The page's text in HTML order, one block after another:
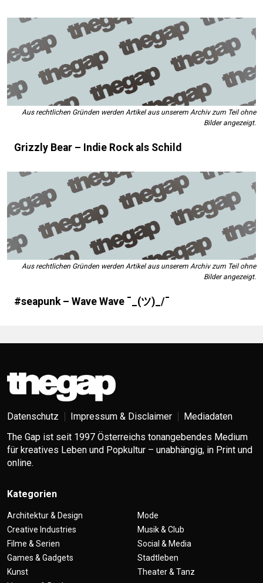
Aus rechtlichen Gründen werden Artikel aus unserem Archiv zum Teil ohne
Bilder angezeigt.
Grizzly Bear – Indie Rock als Schild
Aus rechtlichen Gründen werden Artikel aus unserem Archiv zum Teil ohne
Bilder angezeigt.
#seapunk – Wave Wave ¯_(ツ)_/¯
Datenschutz Impressum & Disclaimer
Mediadaten
The Gap ist seit 1997 Österreichs tonangebendes Medium
für kreatives Leben und Popkultur – unabhängig, in Print und
online.
Kategorien
Architektur & Design
Creative Industries
Filme & Serien
Games & Gadgets
Kunst
Mode
Musik & Club
Social & Media
Stadtleben
Theater & Tanz